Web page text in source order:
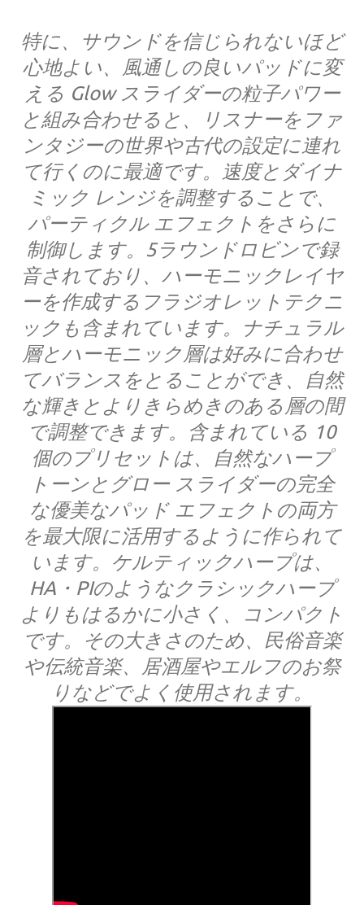
特に、サウンドを信じられないほど
心地よい、風通しの良いパッドに変
える Glow スライダーの粒子パワー
と組み合わせると、リスナーをファ
ンタジーの世界や古代の設定に連れ
て行くのに最適です。速度とダイナ
ミック レンジを調整することで、
パーティクル エフェクトをさらに
制御します。5ラウンドロビンで録
音されており、ハーモニックレイヤ
ーを作成するフラジオレットテクニ
ックも含まれています。ナチュラル
層とハーモニック層は好みに合わせ
てバランスをとることができ、自然
な輝きとよりきらめきのある層の間
で調整できます。含まれている 10
個のプリセットは、自然なハープ
トーンとグロー スライダーの完全
な優美なパッド エフェクトの両方
を最大限に活用するように作られて
います。ケルティックハープは、
HA・PIのようなクラシックハープ
よりもはるかに小さく、コンパクト
です。その大きさのため、民俗音楽
や伝統音楽、居酒屋やエルフのお祭
りなどでよく使用されます。